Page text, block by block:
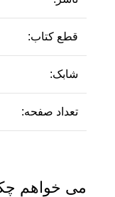
قطع کتاب:
شابک:
تعداد صفحه:
می خواهم